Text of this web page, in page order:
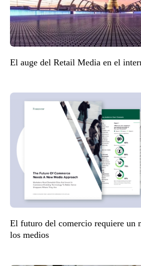
El auge del Retail Media en el
El futuro del comercio requiere un
los medios